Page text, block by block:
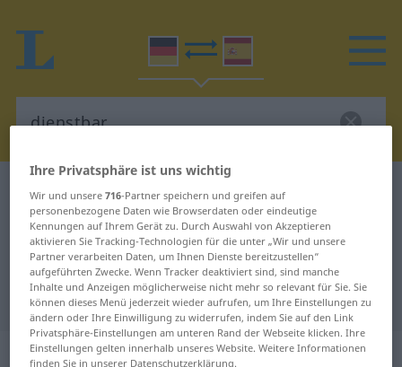
Deutsch-Spanisch Wörterbuch dienstbar
Deutsch-Spanisch Übersetzung für
"dienstbar"
"dienstbar" Spanisch Übersetzung
„dienstbar“: Adjektiv
Ihre Privatsphäre ist uns wichtig
Wir und unsere716-Partner speichern und greifen auf
personenbezogene Daten wie Browserdaten oder eindeutige
Kennungen auf Ihrem Gerät zu. Durch Auswahl von Akzeptieren
aktivieren Sie Tracking-Technologien für die unter „Wir und unsere
Partner verarbeiten Daten, um Ihnen Dienste bereitzustellen“
aufgeführten Zwecke. Wenn Tracker deaktiviert sind, sind manche
Inhalte und Anzeigen möglicherweise nicht mehr so relevant für Sie. Sie
können dieses Menü jederzeit wieder aufrufen, um Ihre Einstellungen zu
ändern oder Ihre Einwilligung zu widerrufen, indem Sie auf den Link
Privatsphäre-Einstellungen am unteren Rand der Webseite klicken. Ihre
Einstellungen gelten innerhalb unseres Website. Weitere Informationen
finden Sie in unserer Datenschutzerklärung.